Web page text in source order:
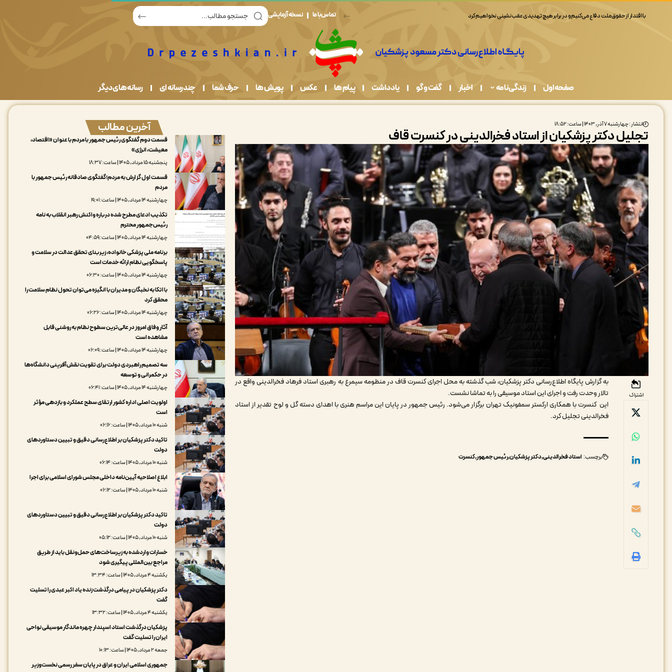
با اقتدار از حقوق ملت دفاع می‌کنیم و در برابر هیچ تهدیدی عقب‌نشینی نخواهیم کرد تماس با ما نسخه آزمایشی
صفحه اول زندگی نامه اخبار گفت و گو یادداشت پیام ها عکس پویش ها حرف شما چندرسانه ای رسانه های دیگر
انتشار : چهارشنبه ۷ آذر, ۱۴۰۳ | ساعت: ۱۸:۵۲
تجلیل دکتر پزشکیان از استاد فخرالدینی در کنسرت قاف
اشتراک
به گزارش پایگاه اطلاع‌رسانی دکتر پزشکیان، شب گذشته به محل اجرای کنسرت قاف در منظومه سیمرغ به رهبری استاد فرهاد فخرالدینی واقع در
تالار وحدت رفت و اجرای این استاد موسیقی را به تماشا نشست.
این کنسرت با همکاری ارکستر سمفونیک تهران برگزار می‌شود. رئیس جمهور در پایان این مراسم هنری با اهدای دسته گل و لوح تقدیر از استاد
فخرالدینی تجلیل کرد.
برچسب: استاد فخرالدینیدکتر پزشکیانرئیس جمهورکنسرت
آخرین مطالب
قسمت دوم گفتگوی رئیس جمهور با مردم با عنوان «اقتصاد،
معیشت، انرژی»
پنجشنبه ۱۵ مرداد, ۱۴۰۵ | ساعت: ۱۸:۳۷
قسمت اول گزارش به مردم؛گفتگوی صادقانه رئیس جمهور با
مردم
چهارشنبه ۱۴ مرداد, ۱۴۰۵ | ساعت: ۱۹:۰۱
تکذیب ادعای مطرح شده درباره واکنش رهبر انقلاب به نامه
رئیس‌جمهور محترم
چهارشنبه ۱۴ مرداد, ۱۴۰۵ | ساعت: ۰۴:۵۹
برنامه ملی پزشکی خانواده، زیربنای تحقق عدالت در سلامت و
پاسخگویی نظام ارائه خدمات است
چهارشنبه ۱۴ مرداد, ۱۴۰۵ | ساعت: ۰۶:۳۰
با اتکا به نخبگان و مدیران با انگیزه می‌توان تحول نظام سلامت را
محقق کرد
چهارشنبه ۱۴ مرداد, ۱۴۰۵ | ساعت: ۰۶:۲۶
آثار وفاق امروز در عالی‌ترین سطوح نظام به روشنی قابل
مشاهده است
چهارشنبه ۱۴ مرداد, ۱۴۰۵ | ساعت: ۰۶:۰۹
سه تصمیم راهبردی دولت برای تقویت نقش‌آفرینی دانشگاه‌ها
در حکمرانی و توسعه
چهارشنبه ۱۴ مرداد, ۱۴۰۵ | ساعت: ۰۶:۴۱
اولویت اصلی اداره کشور ارتقای سطح عملکرد و بازدهی مؤثر
است
شنبه ۱۰ مرداد, ۱۴۰۵ | ساعت: ۰۶:۱۶
تاکید دکتر پزشکیان بر اطلاع‌رسانی دقیق و تبیین دستاوردهای
دولت
شنبه ۱۰ مرداد, ۱۴۰۵ | ساعت: ۰۶:۱۴
ابلاغ اصلاحیه آیین‌نامه داخلی مجلس شورای اسلامی برای اجرا
شنبه ۱۰ مرداد, ۱۴۰۵ | ساعت: ۰۶:۱۲
تاکید دکتر پزشکیان بر اطلاع‌رسانی دقیق و تبیین دستاوردهای
دولت
شنبه ۱۰ مرداد, ۱۴۰۵ | ساعت: ۰۵:۱۲
خسارات واردشده به زیرساخت‌های حمل‌ونقل باید از طریق
مراجع بین‌المللی پیگیری شود
یکشنبه ۴ مرداد, ۱۴۰۵ | ساعت: ۱۳:۳۴
دکتر پزشکیان در پیامی درگذشت زنده یاد اکبر عبدی را تسلیت
گفت
یکشنبه ۴ مرداد, ۱۴۰۵ | ساعت: ۱۳:۳۲
پزشکیان درگذشت استاد اسپندار چهره ماندگار موسیقی نواحی
ایران را تسلیت گفت
جمعه ۲ مرداد, ۱۴۰۵ | ساعت: ۱۰:۱۳
جمهوری اسلامی ایران و عراق در پایان سفر رسمی نخست‌وزیر